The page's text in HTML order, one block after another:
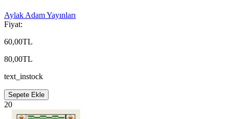
Aylak Adam Yayınları
Fiyat:
60,00TL
80,00TL
text_instock
Sepete Ekle
20